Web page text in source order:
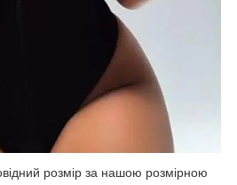
розмір за нашою розмірною